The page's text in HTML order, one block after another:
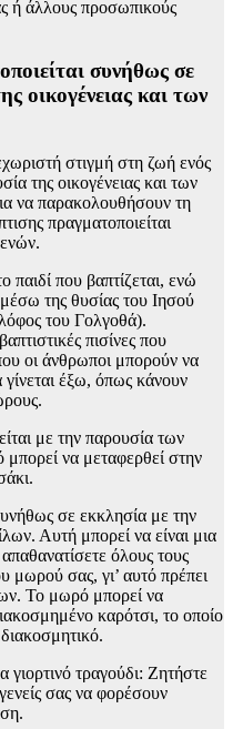
ή άλλους προσωπικούς
συνήθως σε
οικογένειας και των
στιγμή στη ζωή ενός
της οικογένειας και των
να παρακολουθήσουν τη
πραγματοποιείται
παιδί που βαπτίζεται, ενώ
της θυσίας του Ιησού
του Γολγοθά).
πισίνες που
οι άνθρωποι μπορούν να
γίνεται έξω, όπως κάνουν
με την παρουσία των
να μεταφερθεί στην
σε εκκλησία με την
Αυτή μπορεί να είναι μια
όλους τους
μωρού σας, γι’ αυτό πρέπει
Το μωρό μπορεί να
καρότσι, το οποίο
γιορτινό τραγούδι: Ζητήστε
σας να φορέσουν